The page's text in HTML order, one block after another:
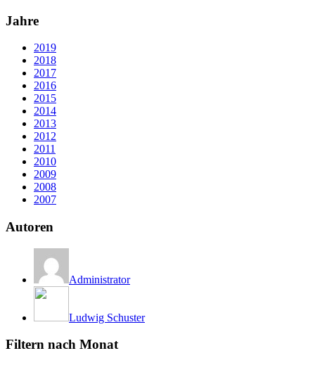
Jahre
2019
2018
2017
2016
2015
2014
2013
2012
2011
2010
2009
2008
2007
Autoren
Administrator
Ludwig Schuster
Filtern nach Monat